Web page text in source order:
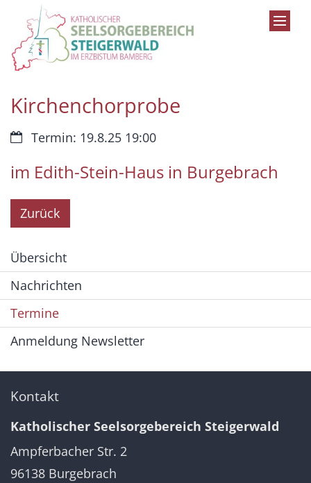
Zum Inhalt springen
Kirchenchorprobe
Datum:Termin: 19.8.25 19:00
im Edith-Stein-Haus in Burgebrach
Zurück
Übersicht
Nachrichten
Termine
Anmeldung Newsletter
Kontakt
Katholischer Seelsorgebereich Steigerwald
Ampferbacher Str. 2
96138 Burgebrach